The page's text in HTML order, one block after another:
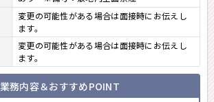
変更の可能性がある場合は面接時にお伝えし
ます。
変更の可能性がある場合は面接時にお伝えし
ます。
業務内容＆おすすめPOINT